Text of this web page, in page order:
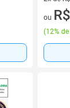
2 vez
ou
(12%